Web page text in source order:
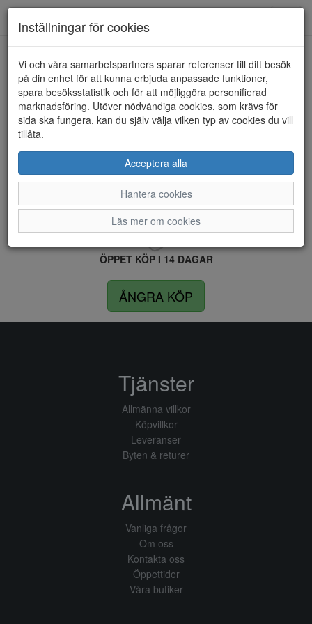
HEM SKECHERS
Kunde inte hitta några artiklar...
LEVERANS INOM 4 DAGAR INOM SVERIGE
FRI FRAKT VID KÖP ÖVER 1.500 KR
ÖPPET KÖP I 14 DAGAR
ÅNGRA KÖP
Inställningar för cookies
Vi och våra samarbetspartners sparar referenser till ditt besök
på din enhet för att kunna erbjuda anpassade funktioner,
spara besöksstatistik och för att möjliggöra personifierad
marknadsföring. Utöver nödvändiga cookies, som krävs för
sida ska fungera, kan du själv välja vilken typ av cookies du vill
tillåta.
Acceptera alla
Hantera cookies
Läs mer om cookies
Tjänster
Allmänna villkor
Köpvillkor
Leveranser
Byten & returer
Allmänt
Vanliga frågor
Om oss
Kontakta oss
Öppettider
Våra butiker